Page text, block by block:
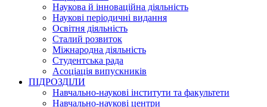
Наукова й інноваційна діяльність
Наукові періодичні видання
Освітня діяльність
Сталий розвиток
Міжнародна діяльність
Студентська рада
Асоціація випускників
ПІДРОЗДІЛИ
Навчально-наукові інститути та факультети
Навчально-наукові центри